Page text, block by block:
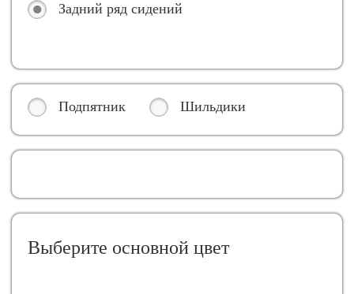
Задний ряд сидений
Подпятник Шильдики
Выберите oсновной цвет